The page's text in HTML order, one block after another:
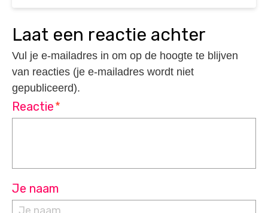
laat een reactie achter
Vul je e-mailadres in om op de hoogte te blijven
van reacties (je e-mailadres wordt niet
gepubliceerd).
Reactie*
Je naam